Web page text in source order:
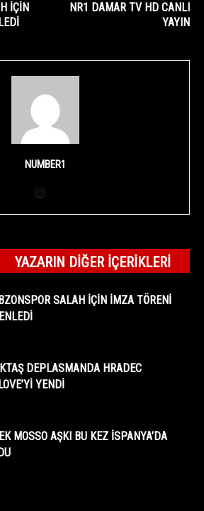
İÇİN
NR1 DAMAR TV HD CANLI
YAYIN
NUMBER1
YAZARIN DIĞER İÇERIKLERI
SALAH İÇİN İMZA TÖRENİ
DEPLASMANDA HRADEC
YENDİ
MOSSO AŞKI BU KEZ İSPANYA’DA